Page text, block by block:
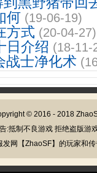
何 (19-06-19)
方式 (20-04-27)
日介绍 (18-11-
战士净化术
© 2016 - 2018
:抵制不良游戏 拒绝盗版游
网【ZhaoSF】的玩家和